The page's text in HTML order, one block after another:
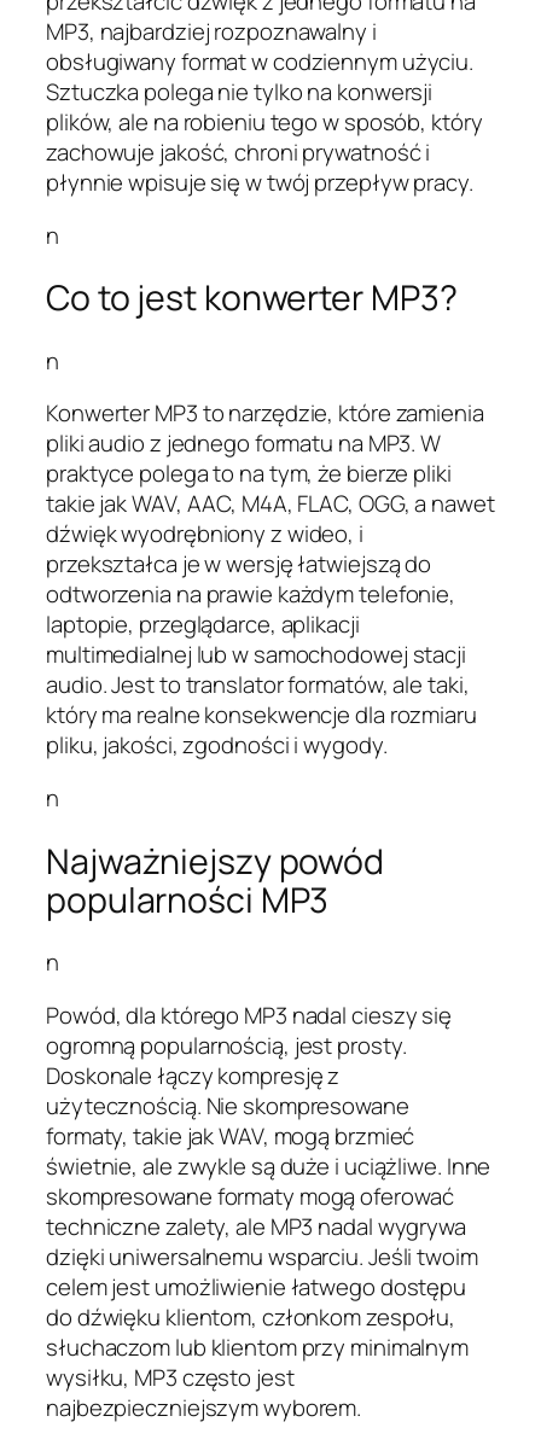
MP3, najbardziej rozpoznawalny i
obsługiwany format w codziennym użyciu.
Sztuczka polega nie tylko na konwersji
plików, ale na robieniu tego w sposób, który
zachowuje jakość, chroni prywatność i
płynnie wpisuje się w twój przepływ pracy.
n
Co to jest konwerter MP3?
n
Konwerter MP3 to narzędzie, które zamienia
pliki audio z jednego formatu na MP3. W
praktyce polega to na tym, że bierze pliki
takie jak WAV, AAC, M4A, FLAC, OGG, a nawet
dźwięk wyodrębniony z wideo, i
przekształca je w wersję łatwiejszą do
odtworzenia na prawie każdym telefonie,
laptopie, przeglądarce, aplikacji
multimedialnej lub w samochodowej stacji
audio. Jest to translator formatów, ale taki,
który ma realne konsekwencje dla rozmiaru
pliku, jakości, zgodności i wygody.
n
Najważniejszy powód
popularności MP3
n
Powód, dla którego MP3 nadal cieszy się
ogromną popularnością, jest prosty.
Doskonale łączy kompresję z
użytecznością. Nie skompresowane
formaty, takie jak WAV, mogą brzmieć
świetnie, ale zwykle są duże i uciążliwe. Inne
skompresowane formaty mogą oferować
techniczne zalety, ale MP3 nadal wygrywa
dzięki uniwersalnemu wsparciu. Jeśli twoim
celem jest umożliwienie łatwego dostępu
do dźwięku klientom, członkom zespołu,
słuchaczom lub klientom przy minimalnym
wysiłku, MP3 często jest
najbezpieczniejszym wyborem.